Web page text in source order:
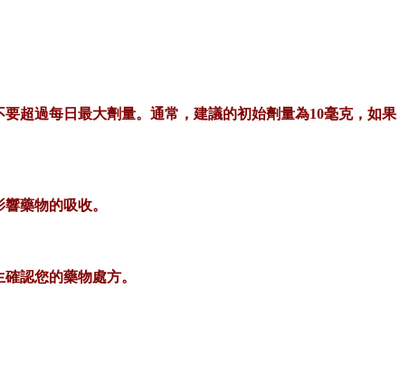
超過每日最大劑量。通常，建議的初始劑量為10毫克，如果
藥物的吸收。
認您的藥物處方。